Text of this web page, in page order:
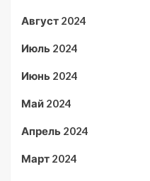
Август 2024
Июль 2024
Июнь 2024
Май 2024
Апрель 2024
Март 2024